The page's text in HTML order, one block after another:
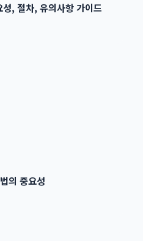
, 절차, 유의사항 가이드
의 중요성